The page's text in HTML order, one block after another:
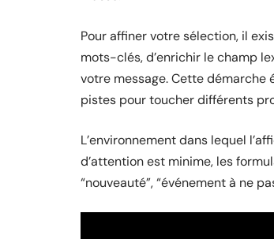
Pour affiner votre sélection, il
mots-clés, d’enrichir le champ
votre message. Cette démarche
pistes pour toucher différents
L’environnement dans lequel
d’attention est minime, les
“nouveauté”, “événement à ne